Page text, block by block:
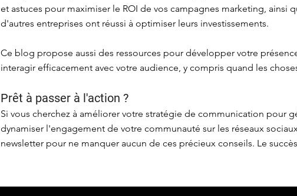
et astuces pour maximiser le ROI de vos campagnes marketing, ainsi
d'autres entreprises ont réussi à optimiser leurs investissements.
Ce blog propose aussi des ressources pour développer votre
interagir efficacement avec votre audience, y compris quand les
Prêt à passer à l'action ?
Si vous cherchez à améliorer votre stratégie de communication pour
dynamiser l'engagement de votre communauté sur les réseaux
newsletter pour ne manquer aucun de ces précieux conseils. Le